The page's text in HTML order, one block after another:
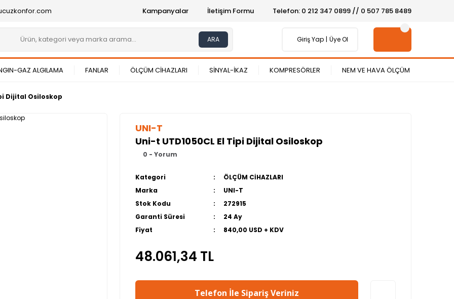
Kampanyalar İletişim Formu Telefon: 0 212 347 0899 // 0 507 785 8489
ARA Giriş Yap Üye Ol
GAZ ALGILAMA FANLAR ÖLÇÜM CİHAZLARI SİNYAL-İKAZ KOMPRESÖRLER NEM VE HAVA ÖLÇÜM
Dijital Osiloskop
UNI-T
Uni-t UTD1050CL El Tipi Dijital Osiloskop
0 - Yorum
Kategori
ÖLÇÜM CİHAZLARI
Marka
UNI-T
Stok Kodu
272915
Garanti Süresi
24 Ay
Fiyat
840,00 USD + KDV
48.061,34 TL
Telefon İle Sipariş Veriniz